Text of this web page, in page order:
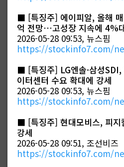
■ [특징주] 에이피알, 올해
억 전망…고성장 지속에 4%
2026-05-28 09:53, 뉴스핌
https://stockinfo7.com/
■ [특징주] LG엔솔·삼성
이터센터 수요 확대에 강세
2026-05-28 09:53, 뉴스핌
https://stockinfo7.com/
■ [특징주] 현대모비스, 피
강세
2026-05-28 09:51, 조선비즈
https://stockinfo7.com/